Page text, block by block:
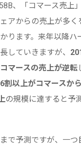
、「コマース売上
アからの売上が多く
ります。来年以降ハ
していきますが、
マースの売上が逆転
6割以上がコマースか
の規模に達すると予
で予測ですが、一つ